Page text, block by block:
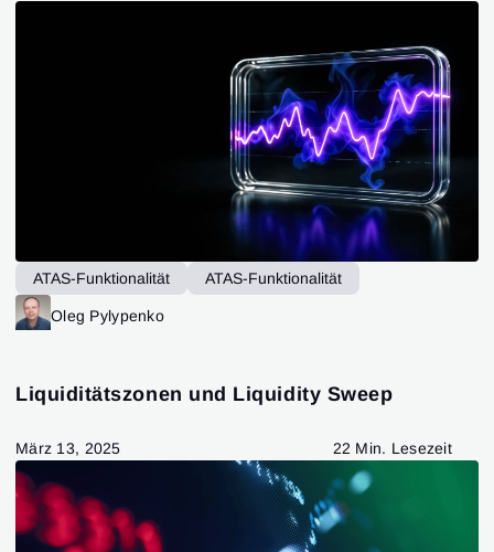
ATAS-Funktionalität
ATAS-Funktionalität
ATAS-Funktionalität
Oleg Pylypenko
Liquiditätszonen und Liquidity Sweep
März 13, 2025 22 Min. Lesezeit